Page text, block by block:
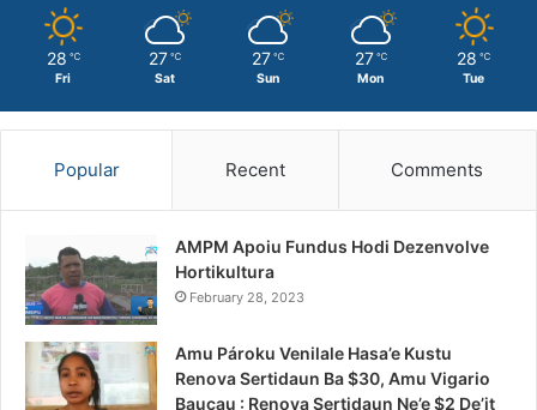
28 ℃
Fri
27 ℃
Sat
27 ℃
Sun
27 ℃
Mon
28 ℃
Tue
Popular Recent Comments
AMPM Apoiu Fundus Hodi Dezenvolve
Hortikultura
February 28, 2023
Amu Pároku Venilale Hasa’e Kustu
Renova Sertidaun Ba $30, Amu Vigario
Baucau : Renova Sertidaun Ne’e $2 De’it